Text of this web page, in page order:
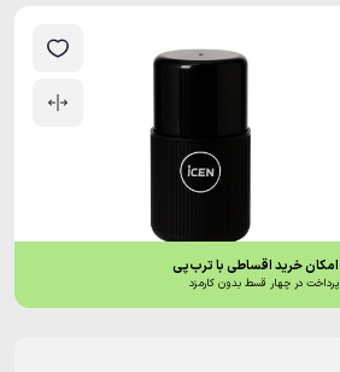
امکان خرید اقساطی با ترب‌پی
پرداخت در چهار قسط بدون کارمزد